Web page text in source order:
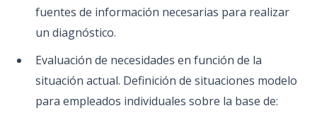
fuentes de información necesarias para realizar
un diagnóstico.
Evaluación de necesidades en función de la
situación actual. Definición de situaciones modelo
para empleados individuales sobre la base de: